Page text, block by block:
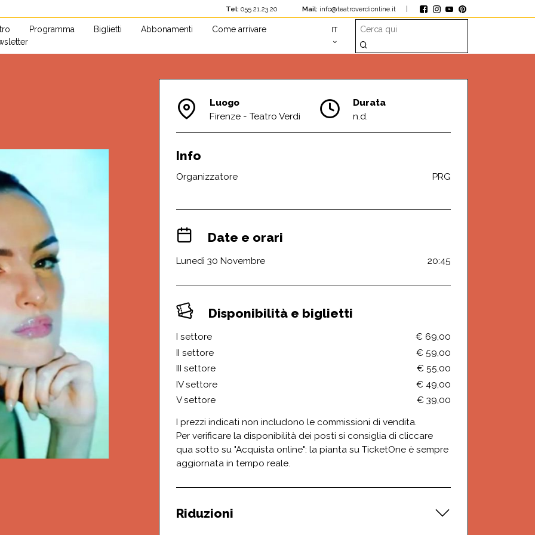
Tel: 055 21.23.20Mail: info@teatroverdionline.it
Programma Biglietti Abbonamenti
Come arrivare
IT
Luogo
Firenze - Teatro Verdi
Durata
n.d.
Info
Organizzatore PRG
Date e orari
Lunedì 30 Novembre 20:45
Disponibilità e biglietti
I settore
€ 69,00
II settore
€ 59,00
III settore
€ 55,00
IV settore
€ 49,00
V settore
€ 39,00
I prezzi indicati non includono le commissioni di vendita.
Per verificare la disponibilità dei posti si consiglia di cliccare
qua sotto su "Acquista online": la pianta su TicketOne è sempre
aggiornata in tempo reale.
Riduzioni